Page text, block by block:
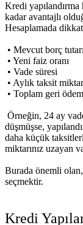
Kredi yapılandırma
kadar avantajlı
Hesaplamada
• Mevcut borç tutarı
• Yeni faiz oranı
• Vade süresi
• Aylık taksit
• Toplam geri
Örneğin, 24 ay
düşmüşse,
daha küçük
miktarınız uzayan
Burada önemli
seçmektir.
Kredi